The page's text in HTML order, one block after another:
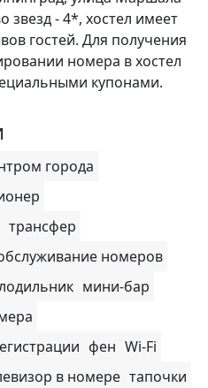
звезд - 4*, хостел имеет
гостей. Для получения
номера в хостел
купонами.
города
трансфер
номеров
мини-бар
фен Wi-Fi
в номере тапочки